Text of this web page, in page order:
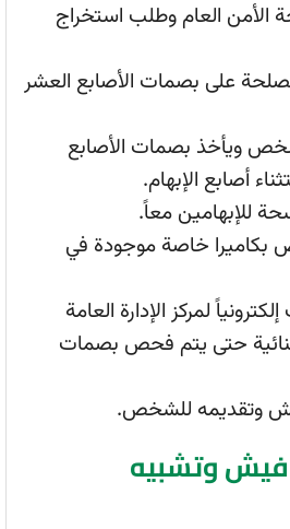
الأمن العام وطلب استخراج
على بصمات الأصابع العشر
ويأخذ بصمات الأصابع
أصابع الإبهام.
للإبهامين معاً.
بكاميرا خاصة موجودة في
لمركز الإدارة العامة
حتى يتم فحص بصمات
وتقديمه للشخص.
فيش وتشبيه